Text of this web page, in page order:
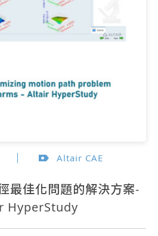
Altair CAE
最佳化問題的解決方案-
HyperStudy